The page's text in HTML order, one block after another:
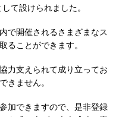
て設けられました。
で開催されるさまざまなス
ることができます。
力支えられて成り立ってお
きません。
加できますので、是非登録